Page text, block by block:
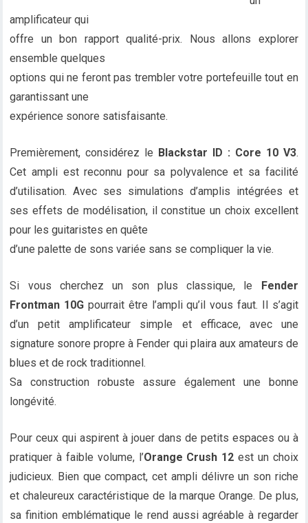
amplificateur qui
offre un bon rapport qualité-prix. Nous allons explorer
ensemble quelques
options qui ne feront pas trembler votre portefeuille tout en
garantissant une
expérience sonore satisfaisante.
Premièrement, considérez le Blackstar ID : Core 10 V3.
Cet ampli est reconnu pour sa polyvalence et sa facilité
d’utilisation. Avec ses simulations d’amplis intégrées et
ses effets de modélisation, il constitue un choix excellent
pour les guitaristes en quête
d’une palette de sons variée sans se compliquer la vie.
Si vous cherchez un son plus classique, le
Fender
Frontman 10G pourrait être l’ampli qu’il vous faut. Il s’agit
d’un petit amplificateur simple et efficace, avec une
signature sonore propre à Fender qui plaira aux amateurs de
blues et de rock traditionnel.
Sa construction robuste assure également une bonne
longévité.
Pour ceux qui aspirent à jouer dans de petits espaces ou à
pratiquer à faible volume, l’Orange Crush 12 est un choix
judicieux. Bien que compact, cet ampli délivre un son riche
et chaleureux caractéristique de la marque Orange. De plus,
sa finition emblématique le rend aussi agréable à regarder